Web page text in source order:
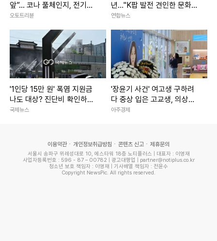
앞”... 코나 풀체인지, 전기차
보다 비싸질까
오토트리뷴
년…"K팝 발전 견인한 문화
아이콘"
연합뉴스
'1인당 15만 원' 폭염 지원금
나도 대상? 진단비 확인하세
요
국제뉴스
'장윤기 사건' 여고생 구하려
다 중상 입은 고교생, 의상자
인정
아주경제
이용약관 개인정보취급방침 콘텐츠 신고 제휴문의
서울시 송파구 위례성대로 10, 에스타워 18층 노티플러스 | 대표자 : 이영재
사업자등록번호 : 596 - 87 – 00782 | 광고대행업 | partner@notiplus.co.kr
청소년 보호 책임자 : 이영재 | 기사배열 책임자 : 전윤수
Copyright NewsPic. All rights reserved.